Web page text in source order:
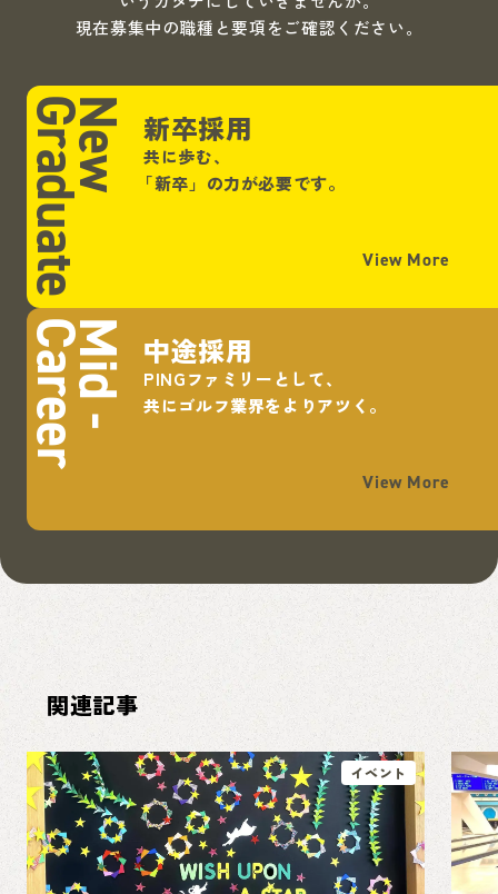
現在募集中の職種と要項をご確認ください。
New
Graduate 新卒採用
共に歩む、
「新卒」 の力が必要です。
View More
Mid -
Career 中途採用
PINGファミリーとして、
共にゴルフ業界をよりアツく。
View More
関連記事
イベント